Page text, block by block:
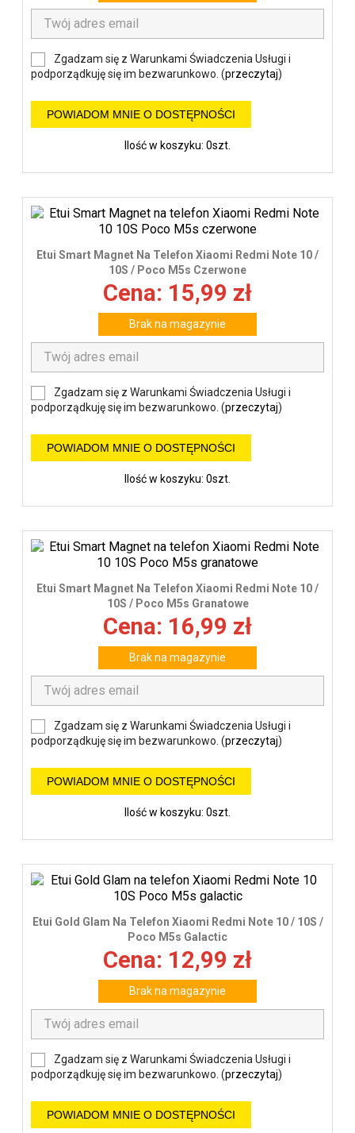
Zgadzam się z Warunkami Świadczenia Usługi i
podporządkuję się im bezwarunkowo. (przeczytaj)
POWIADOM MNIE O DOSTĘPNOŚCI
Ilość w koszyku: 0szt.
Etui Smart Magnet Na Telefon Xiaomi Redmi Note 10 /
10S / Poco M5s Czerwone
Cena: 15,99 zł
Brak na magazynie
Zgadzam się z Warunkami Świadczenia Usługi i
podporządkuję się im bezwarunkowo. (przeczytaj)
POWIADOM MNIE O DOSTĘPNOŚCI
Ilość w koszyku: 0szt.
Etui Smart Magnet Na Telefon Xiaomi Redmi Note 10 /
10S / Poco M5s Granatowe
Cena: 16,99 zł
Brak na magazynie
Zgadzam się z Warunkami Świadczenia Usługi i
podporządkuję się im bezwarunkowo. (przeczytaj)
POWIADOM MNIE O DOSTĘPNOŚCI
Ilość w koszyku: 0szt.
Etui Gold Glam Na Telefon Xiaomi Redmi Note 10 / 10S /
Poco M5s Galactic
Cena: 12,99 zł
Brak na magazynie
Zgadzam się z Warunkami Świadczenia Usługi i
podporządkuję się im bezwarunkowo. (przeczytaj)
POWIADOM MNIE O DOSTĘPNOŚCI